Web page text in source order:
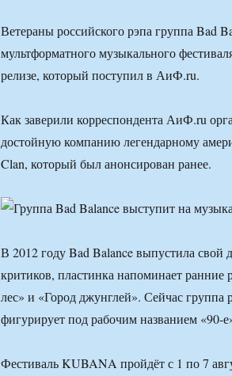
Ветераны российского рэпа группа Bad
мультформатного музыкального
релизе, который поступил в АиФ.ru.
Как заверили корреспондента АиФ.ru
достойную компанию легендарному
Clan, который был анонсирован ранее.
В 2012 году Bad Balance выпустила
критиков, пластинка напоминает
лес» и «Город джунглей». Сейчас группа
фигурирует под рабочим названием «90-
Фестиваль KUBANA пройдёт с 1 по 7